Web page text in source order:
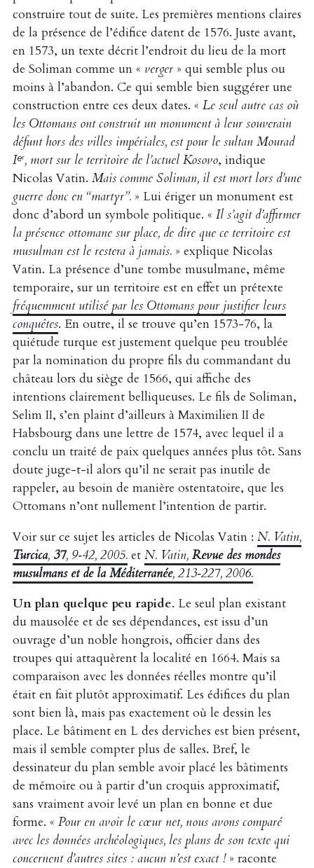
construire tout de suite. Les premières mentions claires
de la présence de l’édifice datent de 1576. Juste avant,
en 1573, un texte décrit l’endroit du lieu de la mort
de Soliman comme un « verger» qui semble plus ou
moins à l’abandon. Ce qui semble bien suggérer une
construction entre ces deux dates. « Le seul autre cas où
les Ottomans ont construit un monument à leur souverain
défunt hors des villes impériales, est pour le sultan Mourad
Iᵉʳ, mort sur le territoire de l’actuel Kosovo, indique
Nicolas Vatin. Mais comme Soliman, il est mort lors d’une
guerre donc en “martyr”.» Lui ériger un monument est
donc d’abord un symbole politique. « Il s’agit d’affirmer
la présence ottomane sur place, de dire que ce territoire est
musulman est le restera à jamais.» explique Nicolas
Vatin. La présence d’une tombe musulmane, même
temporaire, sur un territoire est en effet un prétexte
fréquemment utilisé par les Ottomans pour justifier leurs
conquêtes. En outre, il se trouve qu’en 1573-76, la
quiétude turque est justement quelque peu troublée
par la nomination du propre fils du commandant du
château lors du siège de 1566, qui affiche des
intentions clairement belliqueuses. Le fils de Soliman,
Selim II, s’en plaint d’ailleurs à Maximilien II de
Habsbourg dans une lettre de 1574, avec lequel il a
conclu un traité de paix quelques années plus tôt. Sans
doute juge-t-il alors qu’il ne serait pas inutile de
rappeler, au besoin de manière ostentatoire, que les
Ottomans n’ont nullement l’intention de partir.
Voir sur ce sujet les articles de Nicolas Vatin : N. Vatin,
Turcica, 37, 9‑42, 2005.et N. Vatin, Revue des mondes
musulmans et de la Méditerranée, 213‑227, 2006.
Un plan quelque peu rapide. Le seul plan existant
du mausolée et de ses dépendances, est issu d’un
ouvrage d’un noble hongrois, officier dans des
troupes qui attaquèrent la localité en 1664. Mais sa
comparaison avec les données réelles montre qu’il
était en fait plutôt approximatif. Les édifices du plan
sont bien là, mais pas exactement où le dessin les
place. Le bâtiment en L des derviches est bien présent,
mais il semble compter plus de salles. Bref, le
dessinateur du plan semble avoir placé les bâtiments
de mémoire ou à partir d’un croquis approximatif,
sans vraiment avoir levé un plan en bonne et due
forme. « Pour en avoir le cœur net, nous avons comparé
avec les données archéologiques, les plans de son texte qui
concernent d’autres sites : aucun n’est exact !» raconte